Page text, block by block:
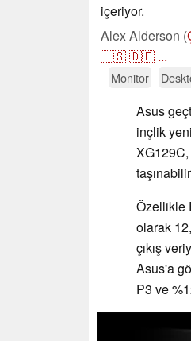
içeriyor.
Alex Alderson (
🇺🇸🇩🇪 ...
Monitor
Asus
inçlik
Özellikle
olarak
çıkış
Asus'a
P3 ve